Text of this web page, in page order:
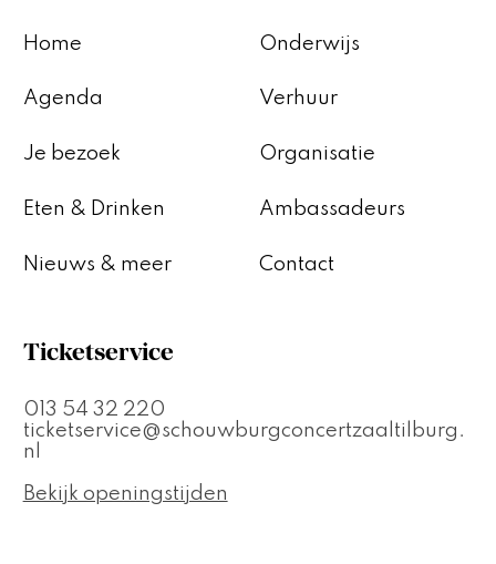
Home
Agenda
Je bezoek
Eten & Drinken
Nieuws & meer
Onderwijs
Verhuur
Organisatie
Ambassadeurs
Contact
Ticketservice
013 54 32 220
ticketservice@schouwburgconcertzaaltilburg.
nl
Bekijk openingstijden